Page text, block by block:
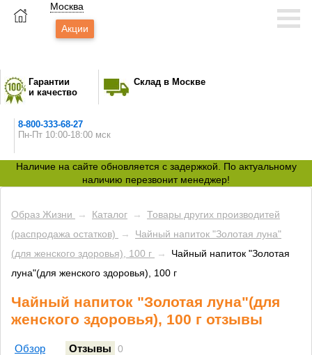
Москва
Акции
Гарантии
и качество
Склад в Москве
8-800-333-68-27
Пн-Пт 10:00-18:00 мск
Наличие на сайте обновляется с задержкой. По актуальному
наличию перезвонит менеджер!
Образ Жизни → Каталог →
Товары других производитей
(распродажа остатков)
→
Чайный напиток "Золотая луна"
(для женского здоровья), 100 г
→
Чайный напиток "Золотая
луна"(для женского здоровья), 100 г
Чайный напиток "Золотая луна"(для
женского здоровья), 100 г отзывы
Обзор Отзывы 0